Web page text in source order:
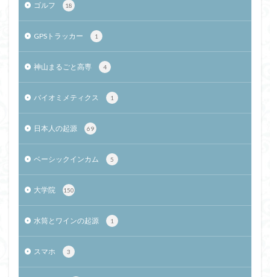
ゴルフ 18
GPSトラッカー 1
神山まるごと高専 4
バイオミメティクス 1
日本人の起源 69
ベーシックインカム 5
大学院 150
水筒とワインの起源 1
スマホ 3